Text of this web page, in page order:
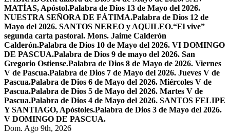
MATÍAS, Apóstol.Palabra de Dios 13 de Mayo del 2026.
NUESTRA SEÑORA DE FÁTIMA.Palabra de Dios 12 de
Mayo del 2026. SANTOS NEREO y AQUILEO.“El vive”
segunda carta pastoral. Mons. Jaime Calderón
Calderón.Palabra de Dios 10 de Mayo del 2026. VI DOMINGO
DE PASCUA.Palabra de Dios 9 de mayo del 2026. San
Gregorio Ostiense.Palabra de Dios 8 de Mayo de 2026. Viernes
V de Pascua.Palabra de Dios 7 de Mayo del 2026. Jueves V de
Pascua.Palabra de Dios 6 de Mayo del 2026. Miércoles V de
Pascua.Palabra de Dios 5 de Mayo del 2026. Martes V de
Pascua.Palabra de Dios 4 de Mayo del 2026. SANTOS FELIPE
Y SANTIAGO, Apóstoles.Palabra de Dios 3 de Mayo del 2026.
V DOMINGO DE PASCUA.
Dom. Ago 9th, 2026